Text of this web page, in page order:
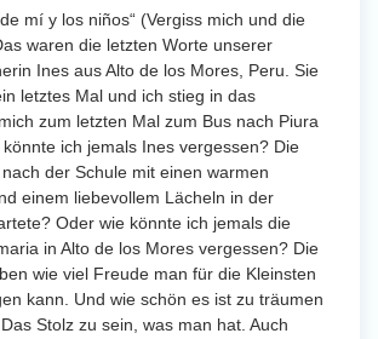
de mí y los niños“ (Vergiss mich und die
waren die letzten Worte unserer
Ines aus Alto de los Mores, Peru. Sie
letztes Mal und ich stieg in das
zum letzten Mal zum Bus nach Piura
ich jemals Ines vergessen? Die
der Schule mit einen warmen
einem liebevollem Lächeln in der
Oder wie könnte ich jemals die
in Alto de los Mores vergessen? Die
wie viel Freude man für die Kleinsten
kann. Und wie schön es ist zu träumen
Stolz zu sein, was man hat. Auch